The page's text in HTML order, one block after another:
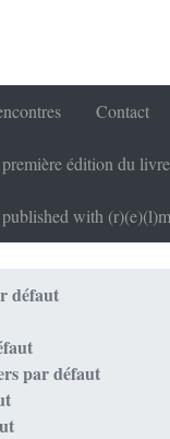
Contact
édition du livre
with
défaut
par défaut